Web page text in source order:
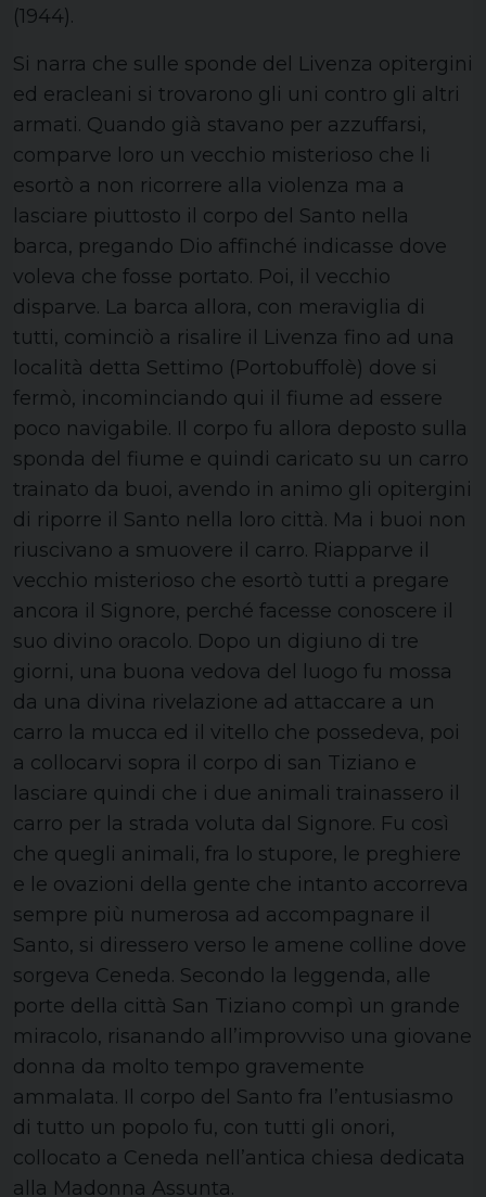
(1944).
Si narra che sulle sponde del Livenza opitergini
ed eracleani si trovarono gli uni contro gli altri
armati. Quando già stavano per azzuffarsi,
comparve loro un vecchio misterioso che li
esortò a non ricorrere alla violenza ma a
lasciare piuttosto il corpo del Santo nella
barca, pregando Dio affinché indicasse dove
voleva che fosse portato. Poi, il vecchio
disparve. La barca allora, con meraviglia di
tutti, cominciò a risalire il Livenza fino ad una
località detta Settimo (Portobuffolè) dove si
fermò, incominciando qui il fiume ad essere
poco navigabile. Il corpo fu allora deposto sulla
sponda del fiume e quindi caricato su un carro
trainato da buoi, avendo in animo gli opitergini
di riporre il Santo nella loro città. Ma i buoi non
riuscivano a smuovere il carro. Riapparve il
vecchio misterioso che esortò tutti a pregare
ancora il Signore, perché facesse conoscere il
suo divino oracolo. Dopo un digiuno di tre
giorni, una buona vedova del luogo fu mossa
da una divina rivelazione ad attaccare a un
carro la mucca ed il vitello che possedeva, poi
a collocarvi sopra il corpo di san Tiziano e
lasciare quindi che i due animali trainassero il
carro per la strada voluta dal Signore. Fu così
che quegli animali, fra lo stupore, le preghiere
e le ovazioni della gente che intanto accorreva
sempre più numerosa ad accompagnare il
Santo, si diressero verso le amene colline dove
sorgeva Ceneda. Secondo la leggenda, alle
porte della città San Tiziano compì un grande
miracolo, risanando all’improvviso una giovane
donna da molto tempo gravemente
ammalata. Il corpo del Santo fra l’entusiasmo
di tutto un popolo fu, con tutti gli onori,
collocato a Ceneda nell’antica chiesa dedicata
alla Madonna Assunta.